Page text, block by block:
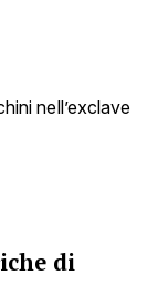
nell’exclave
di